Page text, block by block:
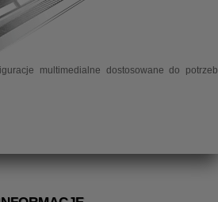
multimedialne dostosowane do potrzeb